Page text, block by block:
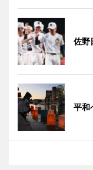
佐野
平和